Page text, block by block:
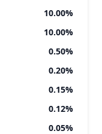
10.00%
10.00%
0.50%
0.20%
0.15%
0.12%
0.05%